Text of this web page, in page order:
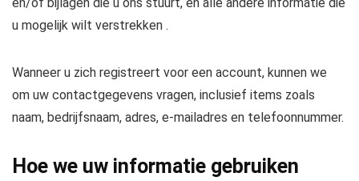
u mogelijk wilt verstrekken .
Wanneer u zich registreert voor een account, kunnen we
om uw contactgegevens vragen, inclusief items zoals
naam, bedrijfsnaam, adres, e-mailadres en telefoonnummer.
Hoe we uw informatie gebruiken